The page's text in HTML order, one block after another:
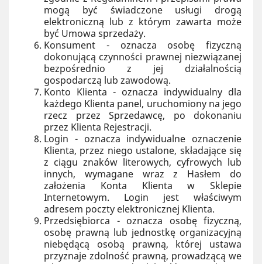
mogą być świadczone usługi drogą
elektroniczną lub z którym zawarta może
być Umowa sprzedaży.
Konsument - oznacza osobę fizyczną
dokonującą czynności prawnej niezwiązanej
bezpośrednio z jej działalnością
gospodarczą lub zawodową.
Konto Klienta - oznacza indywidualny dla
każdego Klienta panel, uruchomiony na jego
rzecz przez Sprzedawcę, po dokonaniu
przez Klienta Rejestracji.
Login - oznacza indywidualne oznaczenie
Klienta, przez niego ustalone, składające się
z ciągu znaków literowych, cyfrowych lub
innych, wymagane wraz z Hasłem do
założenia Konta Klienta w Sklepie
Internetowym. Login jest właściwym
adresem poczty elektronicznej Klienta.
Przedsiębiorca - oznacza osobę fizyczną,
osobę prawną lub jednostkę organizacyjną
niebędącą osobą prawną, której ustawa
przyznaje zdolność prawną, prowadzącą we